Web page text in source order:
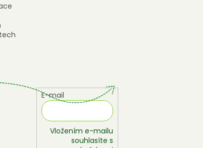
E-mail
Vložením e-mailu
souhlasíte s